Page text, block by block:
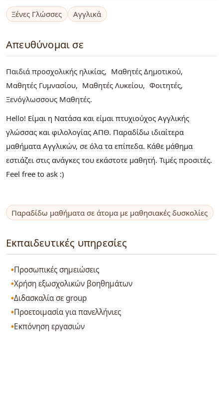
Ξένες Γλώσσες Αγγλικά
Απευθύνομαι σε
Παιδιά προσχολικής ηλικίας
Μαθητές Δημοτικού
Μαθητές Γυμνασίου
Μαθητές Λυκείου
Φοιτητές
Ξενόγλωσσους Μαθητές
Hello! Είμαι η Νατάσα και είμαι πτυχιούχος Αγγλικής
γλώσσας και φιλολογίας ΑΠΘ. Παραδίδω ιδιαίτερα
μαθήματα Αγγλικών, σε όλα τα επίπεδα. Κάθε μάθημα
εστιάζει στις ανάγκες του εκάστοτε μαθητή. Τιμές προσιτές.
Feel free to ask :)
Παραδίδω μαθήματα σε άτομα με μαθησιακές δυσκολίες
Εκπαιδευτικές υπηρεσίες
Προσωπικές σημειώσεις
Χρήση εξωσχολικών βοηθημάτων
Διδασκαλία σε group
Προετοιμασία για πανελλήνιες
Εκπόνηση εργασιών